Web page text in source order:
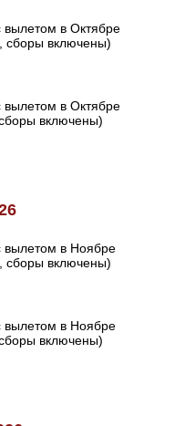
вылетом в Октябре
сборы включены)
вылетом в Октябре
включены)
вылетом в Ноябре
сборы включены)
вылетом в Ноябре
включены)